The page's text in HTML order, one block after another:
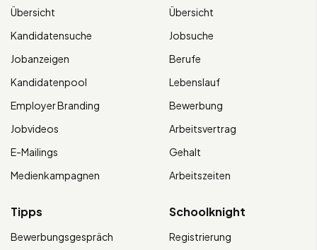
Übersicht
Kandidatensuche
Jobanzeigen
Kandidatenpool
Employer Branding
Jobvideos
E-Mailings
Medienkampagnen
Übersicht
Jobsuche
Berufe
Lebenslauf
Bewerbung
Arbeitsvertrag
Gehalt
Arbeitszeiten
Tipps
Bewerbungsgespräch
Schoolknight
Registrierung